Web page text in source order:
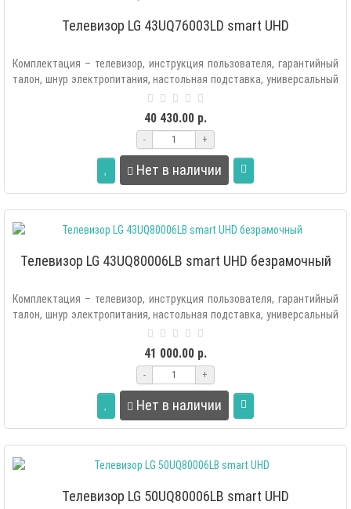
Телевизор LG 43UQ76003LD smart UHD
Комплектация – телевизор, инструкция пользователя, гарантийный
талон, шнур электропитания, настольная подставка, универсальный
40 430.00 р.
- +
Нет в наличии
Телевизор LG 43UQ80006LB smart UHD безрамочный
Комплектация – телевизор, инструкция пользователя, гарантийный
талон, шнур электропитания, настольная подставка, универсальный
41 000.00 р.
- +
Нет в наличии
Телевизор LG 50UQ80006LB smart UHD